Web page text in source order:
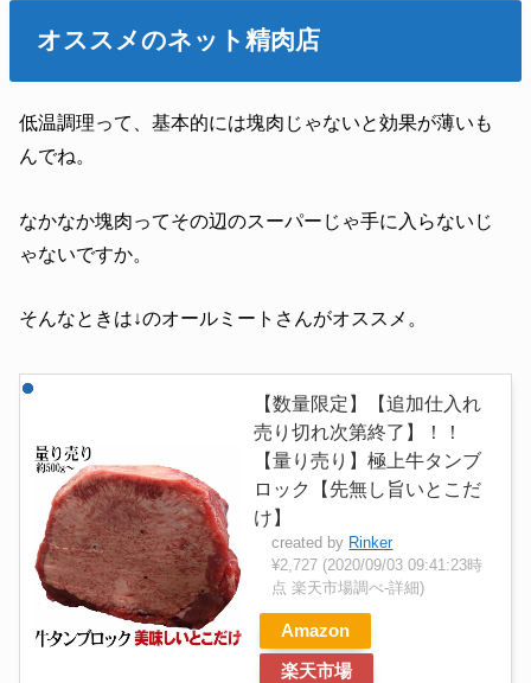
オススメのネット精肉店
低温調理って、基本的には塊肉じゃないと効果が薄いも
んでね。
なかなか塊肉ってその辺のスーパーじゃ手に入らないじ
ゃないですか。
そんなときは↓のオールミートさんがオススメ。
【数量限定】【追加仕入れ
売り切れ次第終了】！！
【量り売り】極上牛タンブ
ロック【先無し旨いとこだ
け】
created by Rinker
¥2,727 (2020/09/03 09:41:23時
点 楽天市場調べ-詳細)
Amazon
楽天市場